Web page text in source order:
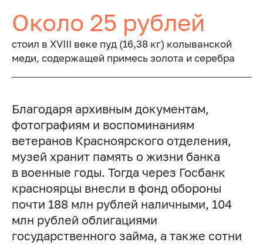
Около 25 рублей
стоил в XVIII веке пуд (16,38 кг) колыванской
меди, содержащей примесь золота и серебра
Благодаря архивным документам,
фотографиям и воспоминаниям
ветеранов Красноярского отделения,
музей хранит память о жизни банка
в военные годы. Тогда через Госбанк
красноярцы внесли в фонд обороны
почти 188 млн рублей наличными, 104
млн рублей облигациями
государственного займа, а также сотни